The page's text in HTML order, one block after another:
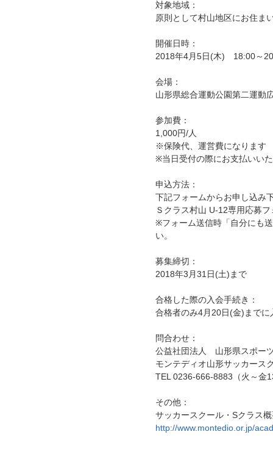
対象地域：
原則として村山地区にお住ま
開催日時：
2018年4月5日(木) 18:00～
会場：
山形県総合運動公園第二運動
参加費：
1,000円/人
※保険代、運営費になります
※当日受付の際にお支払いい
申込方法：
下記フォームからお申し込み
Ｓクラス村山 U-12専用応募
※フォーム送信時「自分にも
い。
募集締切：
2018年3月31日(土)まで
合格した際の入会手続き：
合格者のみ4月20日(金)まで
問合わせ：
公益社団法人 山形県スポー
モンテディオ山形サッカース
TEL 0236-666-8883（火～
その他：
サッカースクール・Sクラス
http://www.montedio.or.jp/